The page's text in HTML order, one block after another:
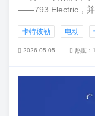
——793 Electric，并
目前，该公司计划
先地位。
卡特彼勒 电动
2026-05-05 热度：